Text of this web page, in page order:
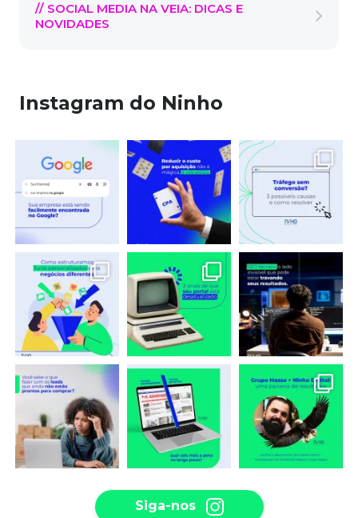
// SOCIAL MEDIA NA VEIA: DICAS E
NOVIDADES
Instagram do Ninho
Siga-nos